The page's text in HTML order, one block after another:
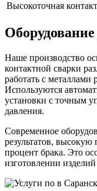
Высокоточная
Наше производство
контактной сварки
работать с
Используются
установки с точным
давления.
Современное
результатов,
процент брака. Это
изготовлении